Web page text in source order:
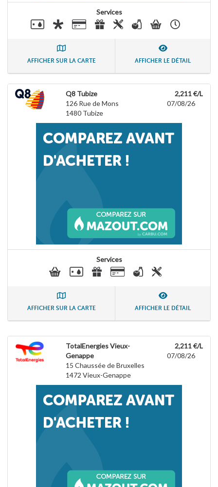
Services
AFFICHER SUR LA CARTE AFFICHER LE DÉTAIL
Q8 Tubize
126 Rue de Mons
1480 Tubize
2,211 €/L
07/08/26
Services
AFFICHER SUR LA CARTE AFFICHER LE DÉTAIL
TotalEnergies Vieux-
Genappe
15 Chaussée de Bruxelles
1472 Vieux-Genappe
2,211 €/L
07/08/26